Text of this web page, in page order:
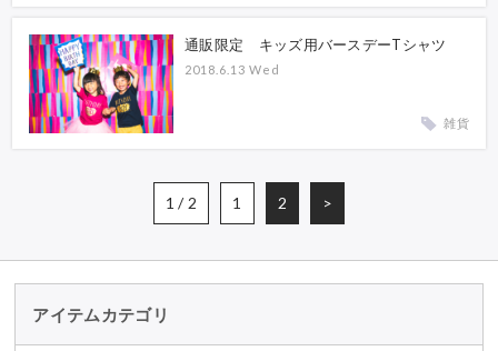
通販限定 キッズ用バースデーTシャツ
2018.6.13 Wed
雑貨
1 / 2 1 2 >
アイテムカテゴリ